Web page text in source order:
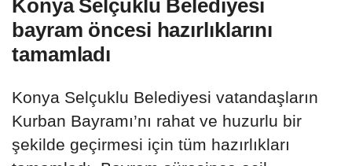
Konya Selçuklu Belediyesi
bayram öncesi hazırlıklarını
tamamladı
Konya Selçuklu Belediyesi vatandaşların
Kurban Bayramı’nı rahat ve huzurlu bir
şekilde geçirmesi için tüm hazırlıkları